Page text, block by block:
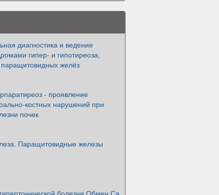
диагностика и ведение
гипер- и гипотиреоза,
желёз
- проявление
костных нарушений при
почек
Паращитовидные железы
болезни Обмен Са